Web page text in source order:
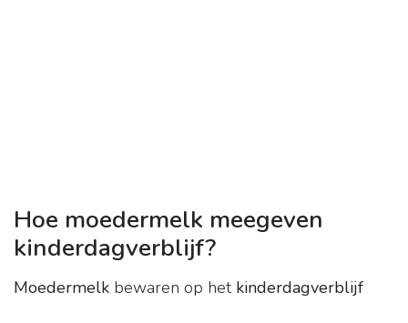
Hoe moedermelk meegeven
kinderdagverblijf?
Moedermelk bewaren op het kinderdagverblijf